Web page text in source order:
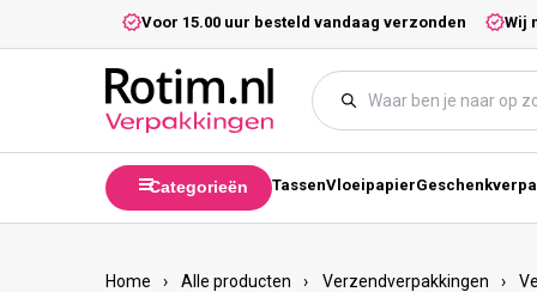
Meteen naar de contentVoor 15.00 uur besteld vandaag verzonden Wij
Categorieën TassenVloeipapier
Home › Alle producten › Verzendverpakkingen ›